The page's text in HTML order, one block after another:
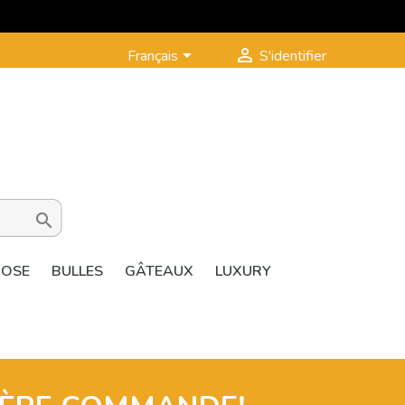
Français  S'identifier

BULLES GÂTEAUX
LUXURY